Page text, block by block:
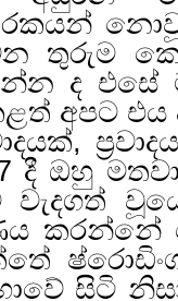
තුරුම
ද එසේ
අපට එය
දී ඔහු
කරන්නේ
සිටි